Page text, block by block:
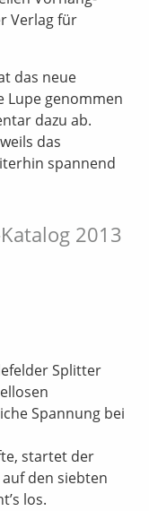
Verlag für
das neue
Lupe genommen
dazu ab.
das
spannend
2013
Splitter
Spannung bei
startet der
den siebten
los.